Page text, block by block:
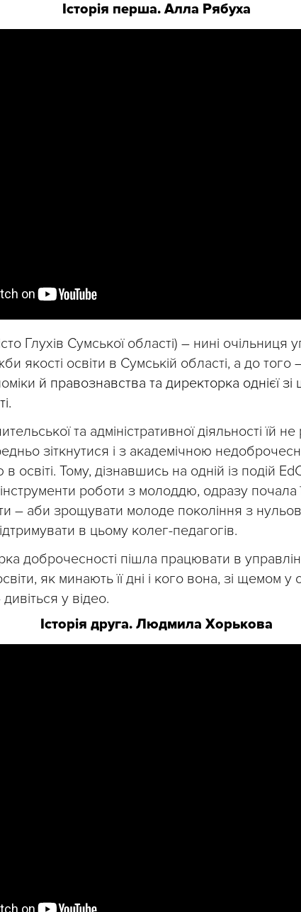
Історія перша. Алла Рябуха
Глухів Сумської області) – нині очільниця
якості освіти в Сумській області, а до того
й правознавства та директорка однієї зі
та адміністративної діяльності їй
зіткнутися і з академічною
освіті. Тому, дізнавшись на одній із подій
інструменти роботи з молоддю, одразу почала
– аби зрощувати молоде покоління з
в цьому колег-педагогів.
доброчесності пішла працювати в
як минають її дні і кого вона, зі щемом
у відео.
Історія друга. Людмила Хорькова